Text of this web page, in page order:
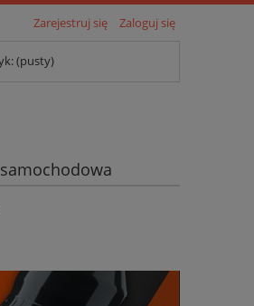
Zarejestruj się Zaloguj się
(pusty)